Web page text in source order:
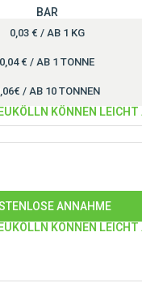
BAR
0,03 € / AB 1 KG
0,04 € / AB 1 TONNE
/ AB 10 TONNEN
KÖNNEN LEICHT
ANNAHME
KÖNNEN LEICHT